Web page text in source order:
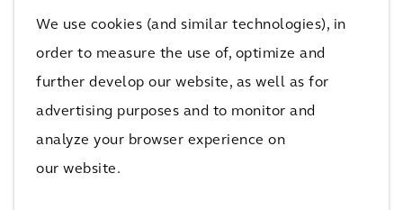
We use cookies (and similar technologies), in
order to measure the use of, optimize and
further develop our website, as well as for
advertising purposes and to monitor and
analyze your browser experience on
our website.
respectueux de tous, dans lequel nos
collaborateurs peuvent grandir ensemble,
donner le meilleur d'eux-mêmes et réussir.
La réussite du client
Nous sommes animés par la réussite de nos